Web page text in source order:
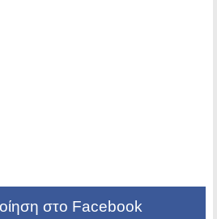
στο Facebook